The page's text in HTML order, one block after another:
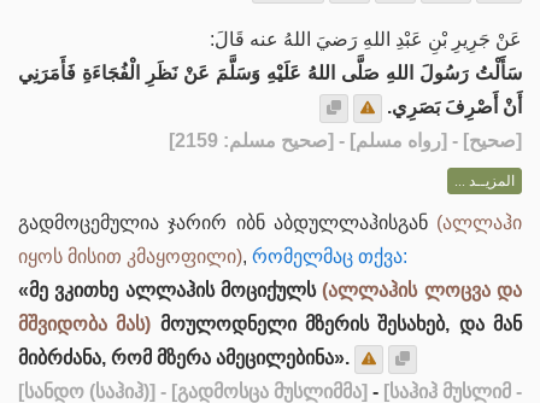
عَنْ جَرِيرِ بْنِ عَبْدِ اللهِ رَضيَ اللهُ عنه قَالَ:
سَأَلْتُ رَسُولَ اللهِ صَلَّى اللهُ عَلَيْهِ وَسَلَّمَ عَنْ نَظَرِ الْفُجَاءَةِ فَأَمَرَنِي
أَنْ أَصْرِفَ بَصَرِي.
[صحيح] - [رواه مسلم] - [صحيح مسلم: 2159]
المزيــد ...
გადმოცემულია ჯარირ იბნ აბდულლაჰისგან (ალლაჰი
იყოს მისით კმაყოფილი), რომელმაც თქვა:
«მე ვკითხე ალლაჰის მოციქულს(ალლაჰის ლოცვა და
მშვიდობა მას) მოულოდნელი მზერის შესახებ, და მან
მიბრძანა, რომ მზერა ამეცილებინა».
[სანდო (საჰიჰ)] - [გადმოსცა მუსლიმმა] - [საჰიჰ მუსლიმ -